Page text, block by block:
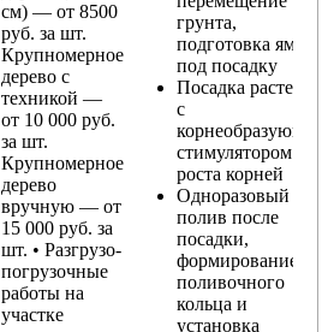
см) — от 8500
руб. за шт.
Крупномерное
дерево с
техникой —
от 10 000 руб.
за шт.
Крупномерное
дерево
вручную — от
15 000 руб. за
шт. • Разгрузо-
погрузочные
работы на
участке
грунта,
подготовка ямы
под посадку
Посадка растения
с
корнеобразующим
стимулятором
роста корней
Одноразовый
полив после
посадки,
формирование
поливочного
кольца и
установка